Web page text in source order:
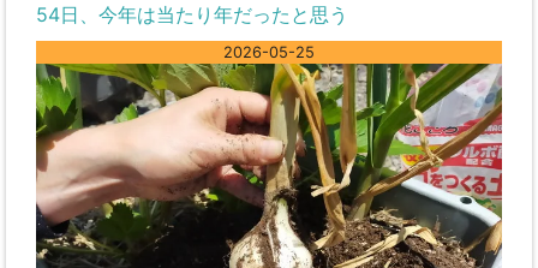
54日、今年は当たり年だったと思う
2026-05-25